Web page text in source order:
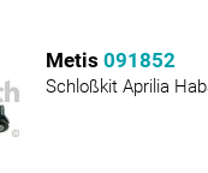
Metis 091852
Schloßkit Aprilia